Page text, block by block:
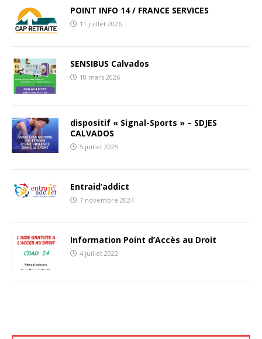
POINT INFO 14 / FRANCE SERVICES
11 juillet 2026
SENSIBUS Calvados
18 mars 2026
dispositif « Signal-Sports » – SDJES
CALVADOS
5 juillet 2025
Entraid’addict
7 novembre 2024
Information Point d’Accès au Droit
4 juillet 2022